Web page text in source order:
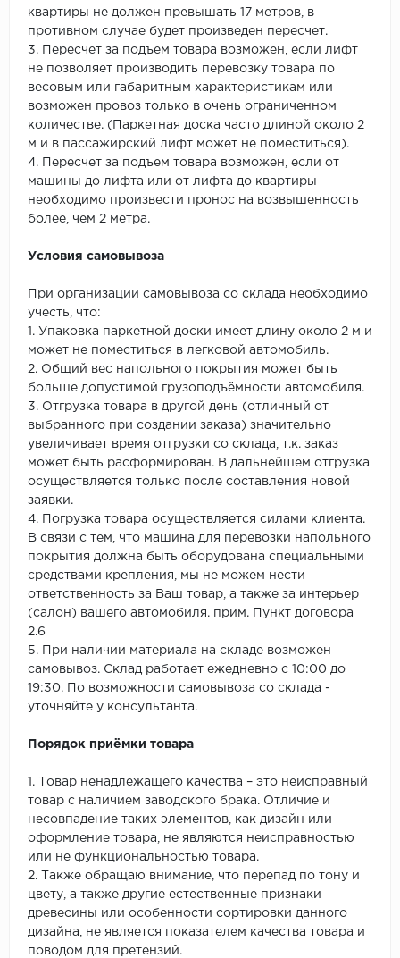
квартиры не должен превышать 17 метров, в
противном случае будет произведен пересчет.
3. Пересчет за подъем товара возможен, если лифт
не позволяет производить перевозку товара по
весовым или габаритным характеристикам или
возможен провоз только в очень ограниченном
количестве. (Паркетная доска часто длиной около 2
м и в пассажирский лифт может не поместиться).
4. Пересчет за подъем товара возможен, если от
машины до лифта или от лифта до квартиры
необходимо произвести пронос на возвышенность
более, чем 2 метра.
Условия самовывоза
При организации самовывоза со склада необходимо
учесть, что:
1. Упаковка паркетной доски имеет длину около 2 м и
может не поместиться в легковой автомобиль.
2. Общий вес напольного покрытия может быть
больше допустимой грузоподъёмности автомобиля.
3. Отгрузка товара в другой день (отличный от
выбранного при создании заказа) значительно
увеличивает время отгрузки со склада, т.к. заказ
может быть расформирован. В дальнейшем отгрузка
осуществляется только после составления новой
заявки.
4. Погрузка товара осуществляется силами клиента.
В связи с тем, что машина для перевозки напольного
покрытия должна быть оборудована специальными
средствами крепления, мы не можем нести
ответственность за Ваш товар, а также за интерьер
(салон) вашего автомобиля. прим. Пункт договора
2.6
5. При наличии материала на складе возможен
самовывоз. Склад работает ежедневно с 10:00 до
19:30. По возможности самовывоза со склада -
уточняйте у консультанта.
Порядок приёмки товара
1. Товар ненадлежащего качества – это неисправный
товар с наличием заводского брака. Отличие и
несовпадение таких элементов, как дизайн или
оформление товара, не являются неисправностью
или не функциональностью товара.
2. Также обращаю внимание, что перепад по тону и
цвету, а также другие естественные признаки
древесины или особенности сортировки данного
дизайна, не является показателем качества товара и
поводом для претензий.